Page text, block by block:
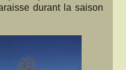
durant la saison